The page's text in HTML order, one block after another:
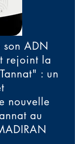
ADN
rejoint la
: un
nouvelle
au